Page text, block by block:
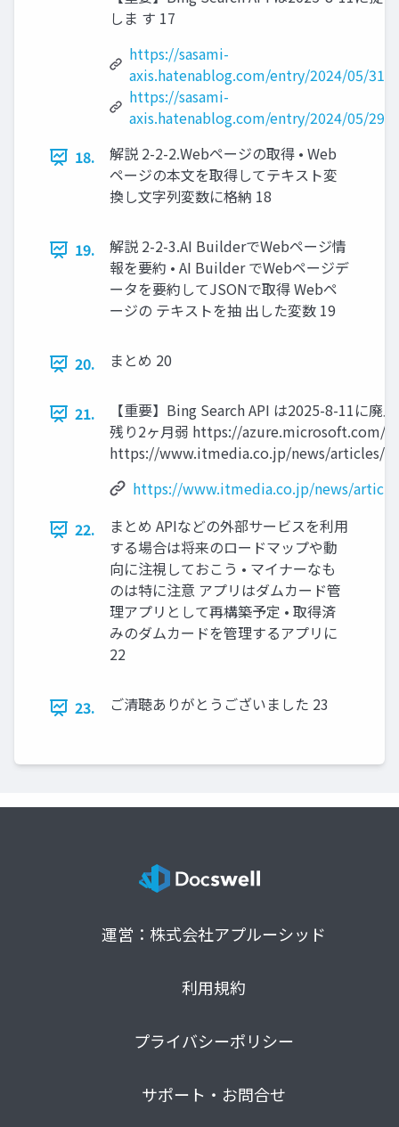
しま す 17
https://sasami-
axis.hatenablog.com/entry/2024/05/31/
https://sasami-
axis.hatenablog.com/entry/2024/05/29/
18.
解説 2-2-2.Webページの取得 • Web
ページの本文を取得してテキスト変
換し文字列変数に格納 18
19.
解説 2-2-3.AI BuilderでWebページ情
報を要約 • AI Builder でWebページデ
ータを要約してJSONで取得 Webペ
ージの テキストを抽 出した変数 19
20. まとめ 20
21.
【重要】Bing Search API は2025-8-11に廃
残り2ヶ月弱 https://azure.microsoft.com/
https://www.itmedia.co.jp/news/articles/
https://www.itmedia.co.jp/news/
22.
まとめ APIなどの外部サービスを利用
する場合は将来のロードマップや動
向に注視しておこう • マイナーなも
のは特に注意 アプリはダムカード管
理アプリとして再構築予定 • 取得済
みのダムカードを管理するアプリに
22
23. ご清聴ありがとうございました 23
運営：株式会社アプルーシッド
利用規約
プライバシーポリシー
サポート・お問合せ